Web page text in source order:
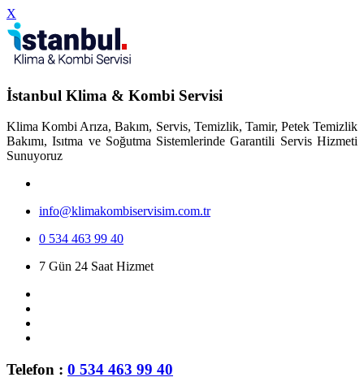
X
İstanbul Klima & Kombi Servisi
Klima Kombi Arıza, Bakım, Servis, Temizlik, Tamir, Petek Temizlik
Bakımı, Isıtma ve Soğutma Sistemlerinde Garantili Servis Hizmeti
Sunuyoruz
info@klimakombiservisim.com.tr
0 534 463 99 40
7 Gün 24 Saat Hizmet
Telefon : 0 534 463 99 40